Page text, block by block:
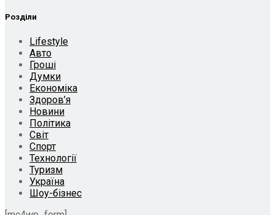
Розділи
Lifestyle
Авто
Гроші
Думки
Економіка
Здоров’я
Новини
Політика
Світ
Спорт
Технології
Туризм
Україна
Шоу-бізнес